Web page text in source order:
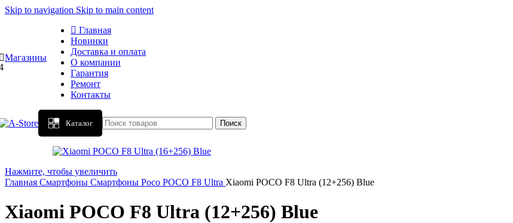
Skip to navigation Skip to main content
Магазины
Главная
Новинки
Доставка и оплата
О компании
Гарантия
Ремонт
Контакты
Каталог Поиск
Нажмите, чтобы увеличить
Главная Смартфоны Смартфоны Poco POCO F8 Ultra Xiaomi POCO F8 Ultra (12+256) Blue
Xiaomi POCO F8 Ultra (12+256) Blue